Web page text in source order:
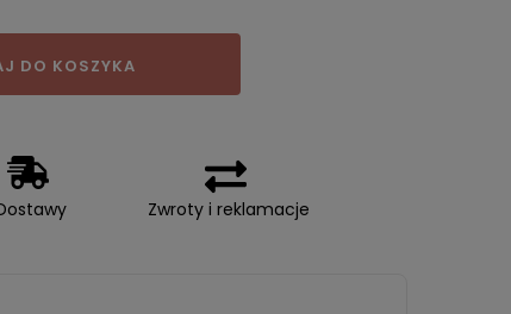
DO KOSZYKA
Zwroty i reklamacje